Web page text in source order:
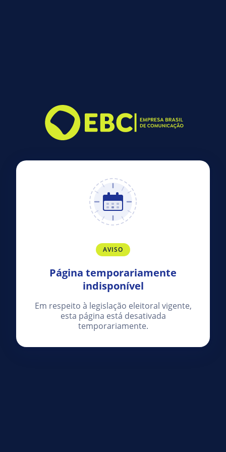
AVISO
Página temporariamente
indisponível
Em respeito à legislação eleitoral vigente,
esta página está desativada
temporariamente.